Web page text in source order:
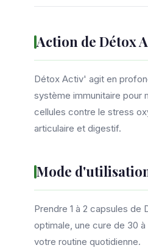
Action de Détox
Détox Activ' agit en
système immunitaire pour
cellules contre le stress
articulaire et digestif.
Mode
Prendre 1 à 2 capsules
optimale, une cure de 30
votre routine quotidienne.